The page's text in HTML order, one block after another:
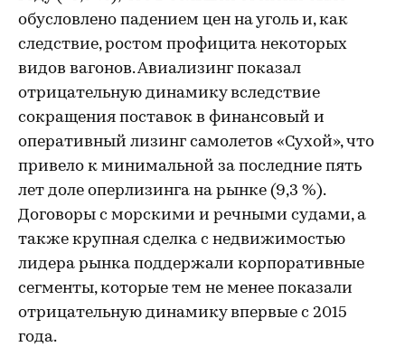
обусловлено падением цен на уголь и, как
следствие, ростом профицита некоторых
видов вагонов. Авиализинг показал
отрицательную динамику вследствие
сокращения поставок в финансовый и
оперативный лизинг самолетов «Сухой», что
привело к минимальной за последние пять
лет доле оперлизинга на рынке (9,3 %).
Договоры с морскими и речными судами, а
также крупная сделка с недвижимостью
лидера рынка поддержали корпоративные
сегменты, которые тем не менее показали
отрицательную динамику впервые с 2015
года.